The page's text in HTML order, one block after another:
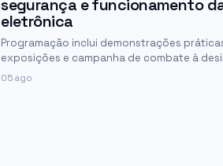
segurança e funcionamento
eletrônica
Programação inclui demonstrações
exposições e campanha de combate à
o sistema de votação
05 ago